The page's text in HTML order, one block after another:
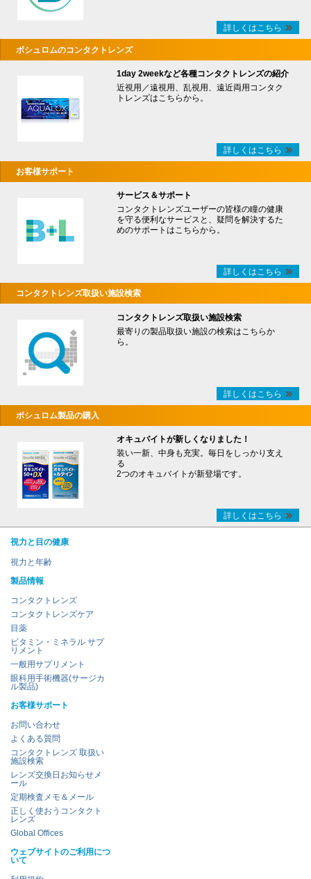
詳しくはこちら
ボシュロムのコンタクトレンズ
1day 2weekなど各種コンタクトレンズの紹介
近視用／遠視用、乱視用、遠近両用コンタク
トレンズはこちらから。
詳しくはこちら
お客様サポート
サービス＆サポート
コンタクトレンズユーザーの皆様の瞳の健康
を守る便利なサービスと、疑問を解決するた
めのサポートはこちらから。
詳しくはこちら
コンタクトレンズ取扱い施設検索
コンタクトレンズ取扱い施設検索
最寄りの製品取扱い施設の検索はこちらか
ら。
詳しくはこちら
ボシュロム製品の購入
オキュバイトが新しくなりました！
装い一新、中身も充実。毎日をしっかり支え
る
2つのオキュバイトが新登場です。
詳しくはこちら
視力と目の健康
視力と年齢
製品情報
コンタクトレンズ
コンタクトレンズケア
目薬
ビタミン・ミネラル サプ
リメント
一般用サプリメント
眼科用手術機器(サージカ
ル製品)
お客様サポート
お問い合わせ
よくある質問
コンタクトレンズ 取扱い
施設検索
レンズ交換日お知らせメ
ール
定期検査メモ＆メール
正しく使おうコンタクト
レンズ
Global Offices
ウェブサイトのご利用につ
いて